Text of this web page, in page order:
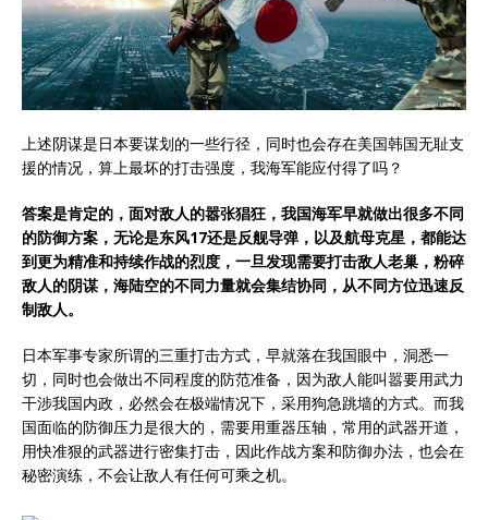
上述阴谋是日本要谋划的一些行径，同时也会存在美国韩国无耻支
援的情况，算上最坏的打击强度，我海军能应付得了吗？
答案是肯定的，面对敌人的嚣张猖狂，我国海军早就做出很多不同
的防御方案，无论是东风17还是反舰导弹，以及航母克星，都能达
到更为精准和持续作战的烈度，一旦发现需要打击敌人老巢，粉碎
敌人的阴谋，海陆空的不同力量就会集结协同，从不同方位迅速反
制敌人。
日本军事专家所谓的三重打击方式，早就落在我国眼中，洞悉一
切，同时也会做出不同程度的防范准备，因为敌人能叫嚣要用武力
干涉我国内政，必然会在极端情况下，采用狗急跳墙的方式。而我
国面临的防御压力是很大的，需要用重器压轴，常用的武器开道，
用快准狠的武器进行密集打击，因此作战方案和防御办法，也会在
秘密演练，不会让敌人有任何可乘之机。